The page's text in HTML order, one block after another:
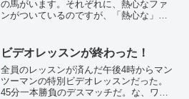
の馬がいます。それぞれに、熱心なファ
ンがついているのですが、「熱心な」と
んです。彼女に騎乗するようになって、
もう３年以上経ちます。い...
ビデオレッスンが終わった！
全員のレッスンが済んだ午後4時からマン
ツーマンの特別ビデオレッスンだった。
45分一本勝負のデスマッチだ。な、ワケ